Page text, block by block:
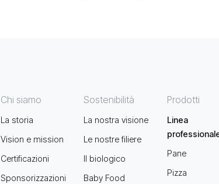
Chi siamo
La storia
Vision e mission
Certificazioni
Sponsorizzazioni
Sostenibilità
La nostra visione
Le nostre filiere
Il biologico
Baby Food
Prodotti
Linea
Pane
Pizza